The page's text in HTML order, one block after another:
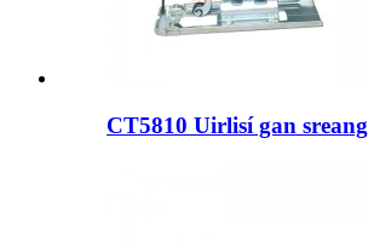
CT5810 Uirlisí gan sreang